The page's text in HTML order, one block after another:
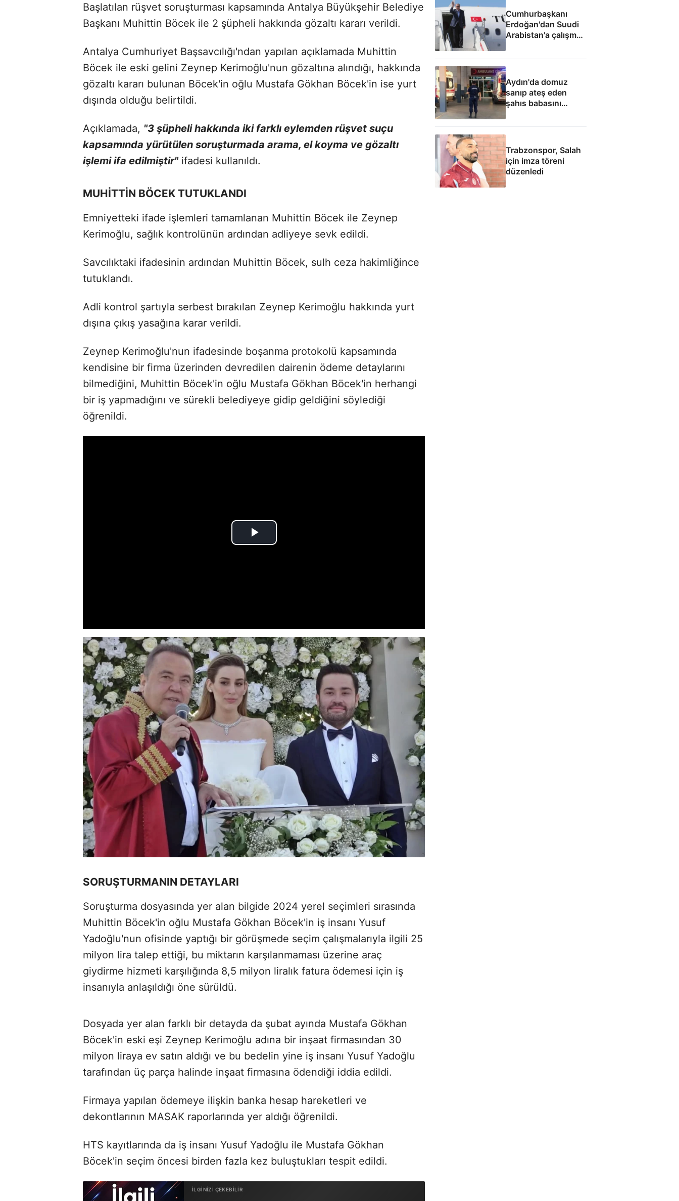
Başlatılan rüşvet soruşturması kapsamında Antalya Büyükşehir Belediye
Başkanı Muhittin Böcek ile 2 şüpheli hakkında gözaltı kararı verildi.
Antalya Cumhuriyet Başsavcılığı'ndan yapılan açıklamada Muhittin
Böcek ile eski gelini Zeynep Kerimoğlu'nun gözaltına alındığı, hakkında
gözaltı kararı bulunan Böcek'in oğlu Mustafa Gökhan Böcek'in ise yurt
dışında olduğu belirtildi.
Açıklamada, "3 şüpheli hakkında iki farklı eylemden rüşvet suçu
kapsamında yürütülen soruşturmada arama, el koyma ve gözaltı
işlemi ifa edilmiştir"ifadesi kullanıldı.
MUHİTTİN BÖCEK TUTUKLANDI
Emniyetteki ifade işlemleri tamamlanan Muhittin Böcek ile Zeynep
Kerimoğlu, sağlık kontrolünün ardından adliyeye sevk edildi.
Savcılıktaki ifadesinin ardından Muhittin Böcek, sulh ceza hakimliğince
tutuklandı.
Adli kontrol şartıyla serbest bırakılan Zeynep Kerimoğlu hakkında yurt
dışına çıkış yasağına karar verildi.
Zeynep Kerimoğlu'nun ifadesinde boşanma protokolü kapsamında
kendisine bir firma üzerinden devredilen dairenin ödeme detaylarını
bilmediğini, Muhittin Böcek'in oğlu Mustafa Gökhan Böcek'in herhangi
bir iş yapmadığını ve sürekli belediyeye gidip geldiğini söylediği
öğrenildi.
SORUŞTURMANIN DETAYLARI
Soruşturma dosyasında yer alan bilgide 2024 yerel seçimleri sırasında
Muhittin Böcek'in oğlu Mustafa Gökhan Böcek'in iş insanı Yusuf
Yadoğlu'nun ofisinde yaptığı bir görüşmede seçim çalışmalarıyla ilgili 25
milyon lira talep ettiği, bu miktarın karşılanmaması üzerine araç
giydirme hizmeti karşılığında 8,5 milyon liralık fatura ödemesi için iş
insanıyla anlaşıldığı öne sürüldü.
Dosyada yer alan farklı bir detayda da şubat ayında Mustafa Gökhan
Böcek'in eski eşi Zeynep Kerimoğlu adına bir inşaat firmasından 30
milyon liraya ev satın aldığı ve bu bedelin yine iş insanı Yusuf Yadoğlu
tarafından üç parça halinde inşaat firmasına ödendiği iddia edildi.
Firmaya yapılan ödemeye ilişkin banka hesap hareketleri ve
dekontlarının MASAK raporlarında yer aldığı öğrenildi.
HTS kayıtlarında da iş insanı Yusuf Yadoğlu ile Mustafa Gökhan
Böcek'in seçim öncesi birden fazla kez buluştukları tespit edildi.
Cumhurbaşkanı
Erdoğan'dan Suudi
Arabistan'a çalışma
Aydın'da domuz
sanıp ateş eden
şahıs babasını
Trabzonspor, Salah
için imza töreni
düzenledi